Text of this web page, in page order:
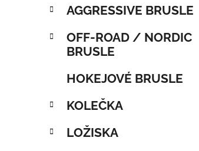
AGGRESSIVE BRUSLE
OFF-ROAD / NORDIC
BRUSLE
HOKEJOVÉ BRUSLE
KOLEČKA
LOŽISKA